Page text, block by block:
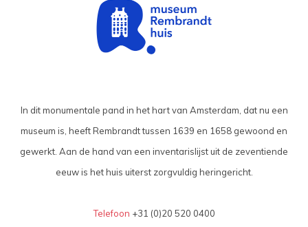
In dit monumentale pand in het hart van Amsterdam, dat nu een
museum is, heeft Rembrandt tussen 1639 en 1658 gewoond en
gewerkt. Aan de hand van een inventarislijst uit de zeventiende
eeuw is het huis uiterst zorgvuldig heringericht.
Telefoon +31 (0)20 520 0400